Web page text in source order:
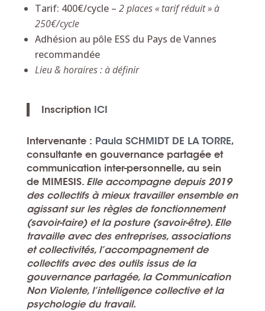
Tarif: 400€/cycle – 2 places « tarif réduit » à
250€/cycle
Adhésion au pôle ESS du Pays de Vannes
recommandée
Lieu & horaires : à définir
Inscription ICI
Intervenante : Paula SCHMIDT DE LA TORRE,
consultante en gouvernance partagée et
communication inter-personnelle, au sein
de MIMESIS. Elle accompagne depuis 2019
des collectifs à mieux travailler ensemble en
agissant sur les règles de fonctionnement
(savoir-faire) et la posture (savoir-être). Elle
travaille avec des entreprises, associations
et collectivités, l’accompagnement de
collectifs avec des outils issus de la
gouvernance partagée, la Communication
Non Violente, l’intelligence collective et la
psychologie du travail.